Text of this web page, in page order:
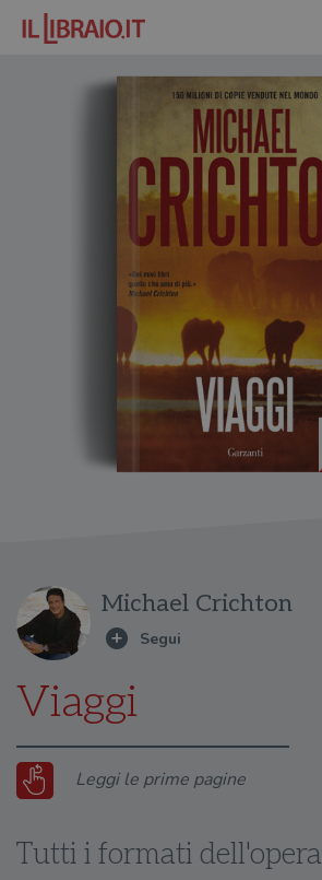
Michael Crichton
Viaggi
Leggi le prime pagine
Tutti i formati dell'opera